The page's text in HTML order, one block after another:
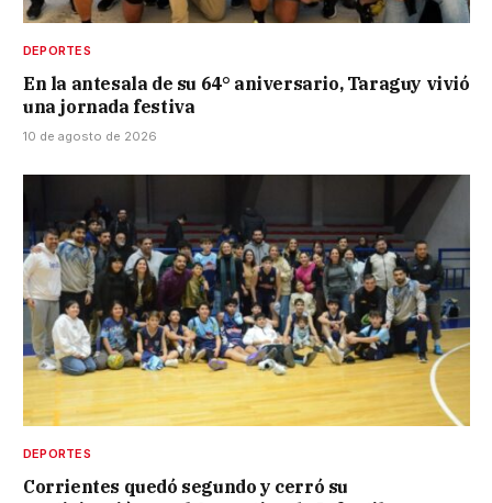
DEPORTES
En la antesala de su 64° aniversario, Taraguy vivió
una jornada festiva
10 de agosto de 2026
DEPORTES
Corrientes quedó segundo y cerró su